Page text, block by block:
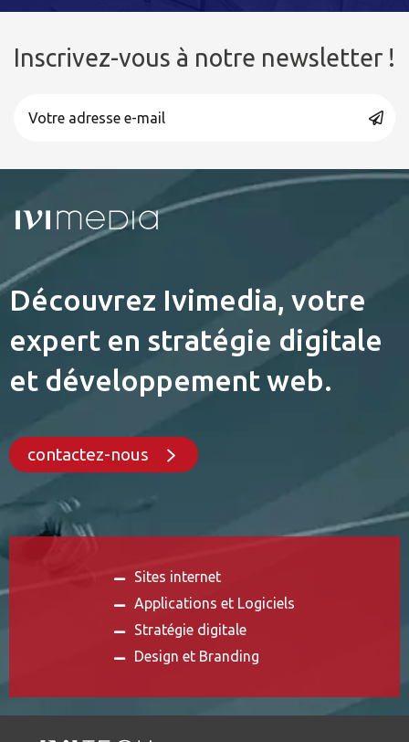
Inscrivez-vous à notre newsletter !
Découvrez Ivimedia, votre
expert en stratégie digitale
et développement web.
contactez-nous
Sites internet
Applications et Logiciels
Stratégie digitale
Design et Branding